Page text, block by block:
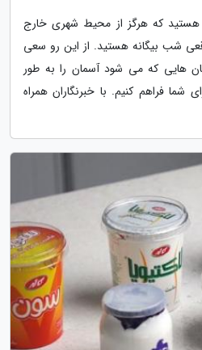
هستید که هرگز از محیط شهری خارج
شب بیگانه هستید. از این رو سعی
هایی که می شود آسمان را به طور
شما فراهم کنیم. با خبرنگاران همراه